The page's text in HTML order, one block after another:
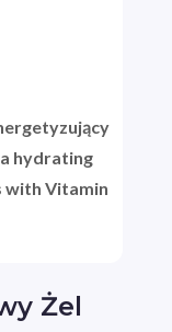
Żel
hydrating
with Vitamin